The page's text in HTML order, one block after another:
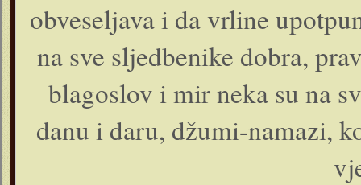
obveseljava i da vrline
na sve sljedbenike dobra,
blagoslov i mir neka su na
danu i daru, džumi-namazi,